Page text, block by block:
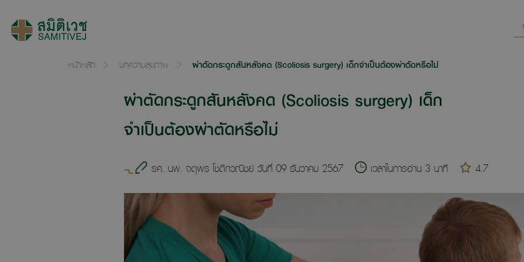
หน้าหลัก บทความสุขภาพ ผ่าตัดกระดูกสันหลังคด (Scoliosis surgery) เด็กจำเป็นต้องผ่าตัดหรือไม่
ผ่าตัดกระดูกสันหลังคด (Scoliosis surgery) เด็ก
จำเป็นต้องผ่าตัดหรือไม่
รศ. นพ. จตุพร โชติกวณิชย์ วันที่ 09 ธันวาคม 2567 เวลาในการอ่าน 3 นาที 4.7